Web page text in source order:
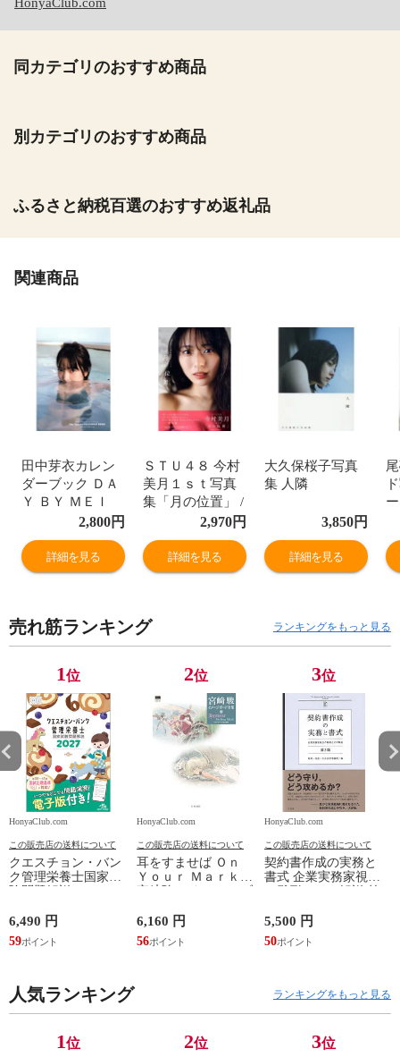
同カテゴリのおすすめ商品
別カテゴリのおすすめ商品
ふるさと納税百選のおすすめ返礼品
関連商品
田中芽衣カレン
ダーブック ＤＡ
Ｙ ＢＹ ＭＥＩ
２０２４．０４
ー２０
2,800円
詳細を見る
ＳＴＵ４８ 今村
美月１ｓｔ写真
集「月の位置」 /
ＨＩＲＯＫＡＺ
Ｕ
2,970円
詳細を見る
大久保桜子写真
集 人隣
3,850円
詳細を見る
売れ筋ランキング ランキングをもっと見る
1位
HonyaClub.com
この販売店の送料について
クエスチョン・バン
ク管理栄養士国家試
科学研究所
6,490 円
59
2位
HonyaClub.com
この販売店の送料について
耳をすませば Ｏｎ
Ｙｏｕｒ Ｍａｒｋ /
6,160 円
56
3位
HonyaClub.com
この販売店の送料について
契約書作成の実務と
書式 企業実務家視点
片山法律
5,500 円
50
人気ランキング ランキングをもっと見る
1位 2位 3位